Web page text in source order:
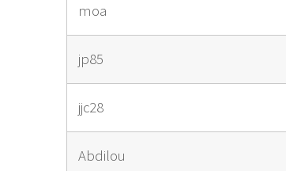
moa
jp85
jjc28
Abdilou